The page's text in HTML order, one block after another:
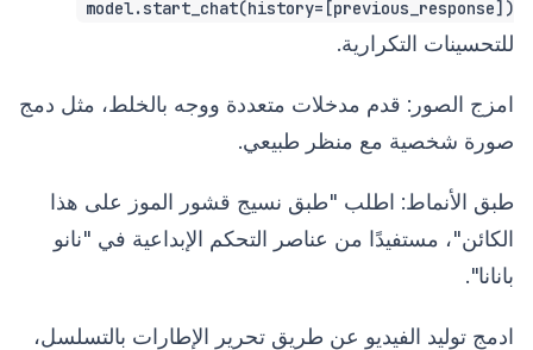
model.start_chat(history=[previous_response])
للتحسينات التكرارية.
امزج الصور: قدم مدخلات متعددة ووجه بالخلط، مثل دمج
صورة شخصية مع منظر طبيعي.
طبق الأنماط: اطلب "طبق نسيج قشور الموز على هذا
الكائن"، مستفيدًا من عناصر التحكم الإبداعية في "نانو
بانانا".
ادمج توليد الفيديو عن طريق تحرير الإطارات بالتسلسل،